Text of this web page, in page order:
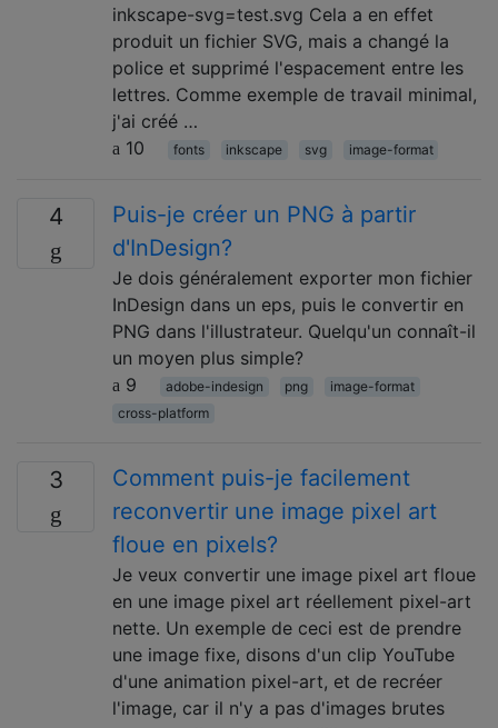
inkscape-svg=test.svg Cela a en effet
produit un fichier SVG, mais a changé la
police et supprimé l'espacement entre les
lettres. Comme exemple de travail minimal,
j'ai créé …
10
fonts inkscape svg image-format
4
Puis-je créer un PNG à partir
d'InDesign?
Je dois généralement exporter mon fichier
InDesign dans un eps, puis le convertir en
PNG dans l'illustrateur. Quelqu'un connaît-il
un moyen plus simple?
9
adobe-indesign png
image-format
cross-platform
3
Comment puis-je facilement
reconvertir une image pixel art
floue en pixels?
Je veux convertir une image pixel art floue
en une image pixel art réellement pixel-art
nette. Un exemple de ceci est de prendre
une image fixe, disons d'un clip YouTube
d'une animation pixel-art, et de recréer
l'image, car il n'y a pas d'images brutes